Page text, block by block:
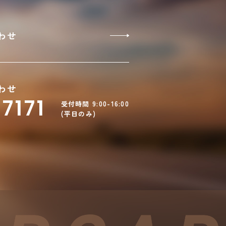
せ
せ
受付時間 9:00-16:00
(平日のみ)